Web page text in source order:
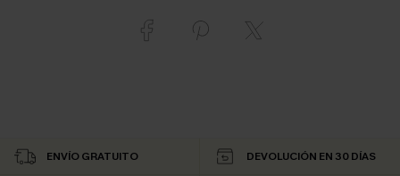
ENVÍO GRATUITO DEVOLUCIÓN EN 30 DÍAS